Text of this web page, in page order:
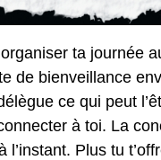
ta journée
de bienveillance
ce qui peut
à toi. La
Plus tu